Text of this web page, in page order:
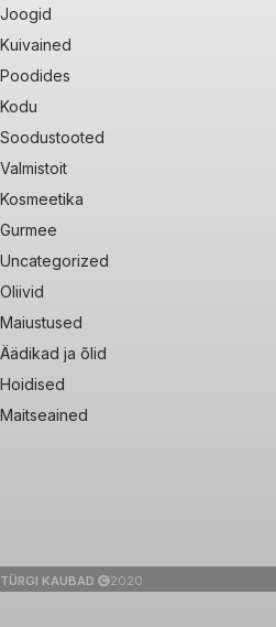
Joogid
Kuivained
Poodides
Kodu
Soodustooted
Valmistoit
Kosmeetika
Gurmee
Uncategorized
Oliivid
Maiustused
Äädikad ja õlid
Hoidised
Maitseained
TÜRGI KAUBAD 2020